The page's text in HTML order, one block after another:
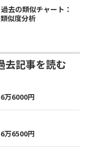
去の類似チャート：
似度分析
去記事を読む
万6000円
万6500円